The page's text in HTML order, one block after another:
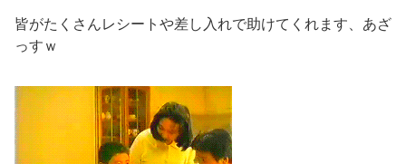
皆がたくさんレシートや差し入れで助けてくれます、あざ
っすｗ